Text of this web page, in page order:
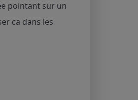
pointant sur un
ca dans les